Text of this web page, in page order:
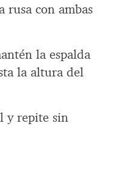
rusa con ambas
la espalda
la altura del
y repite sin